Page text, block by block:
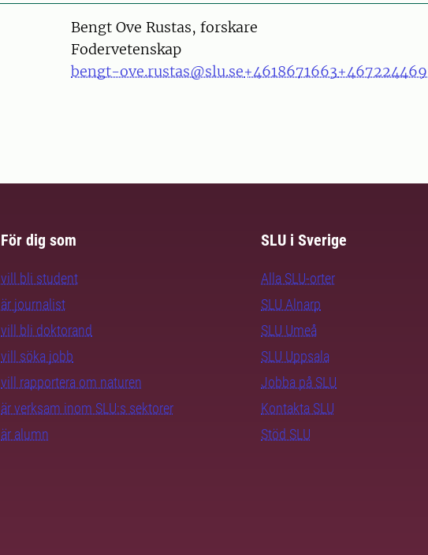
PersonBengt Ove Rustas, forskare
Fodervetenskap
bengt-ove.rustas@slu.se+4618671663
För dig som
vill bli student
är journalist
vill bli doktorand
vill söka jobb
vill rapportera om naturen
är verksam inom SLU:s sektorer
är alumn
SLU i Sverige
Alla SLU-orter
SLU Alnarp
SLU Umeå
SLU Uppsala
Jobba på SLU
Kontakta SLU
Stöd SLU